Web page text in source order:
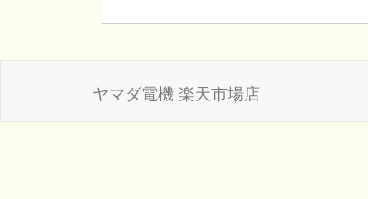
ヤマダ電機 楽天市場店